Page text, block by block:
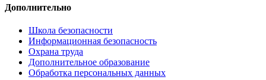
Дополнительно
Школа безопасности
Информационная безопасность
Охрана труда
Дополнительное образование
Обработка персональных данных